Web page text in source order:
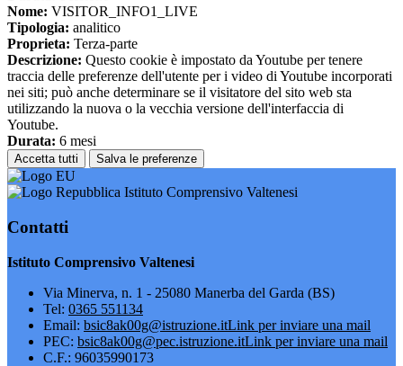
Nome: VISITOR_INFO1_LIVE
Tipologia: analitico
Proprieta: Terza-parte
Descrizione: Questo cookie è impostato da Youtube per tenere
traccia delle preferenze dell'utente per i video di Youtube incorporati
nei siti; può anche determinare se il visitatore del sito web sta
utilizzando la nuova o la vecchia versione dell'interfaccia di
Youtube.
Durata: 6 mesi
Accetta tutti Salva le preferenze
Istituto Comprensivo Valtenesi
Contatti
Istituto Comprensivo Valtenesi
Via Minerva, n. 1 - 25080 Manerba del Garda (BS)
Tel: 0365 551134
Email: bsic8ak00g@istruzione.itLink per inviare una mail
PEC: bsic8ak00g@pec.istruzione.itLink per inviare una mail
C.F.: 96035990173